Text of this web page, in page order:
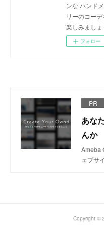
ンな ハンド
リーのコー
楽しみましょ
フォロー
PR
あな
んか
Ameba
ェブサ
Copyright ©